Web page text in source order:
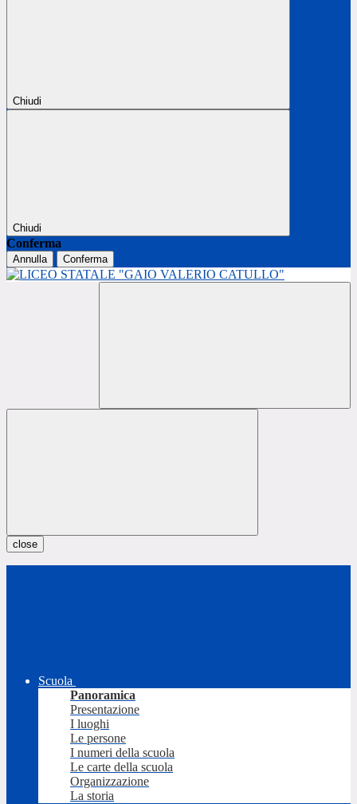
Chiudi
Chiudi
Conferma
Annulla Conferma
close
Scuola
Panoramica
Presentazione
I luoghi
Le persone
I numeri della scuola
Le carte della scuola
Organizzazione
La storia